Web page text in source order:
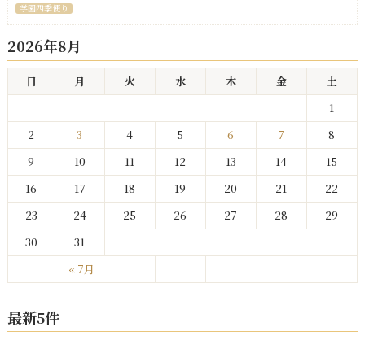
学園四季便り
2026年8月
日 月 火 水 木 金 土
« 7月
1
2
3 4 5 6 7
8
9
10 11 12 13 14
15
16
17 18 19 20 21
22
23
24 25 26 27 28
29
30
31
最新5件